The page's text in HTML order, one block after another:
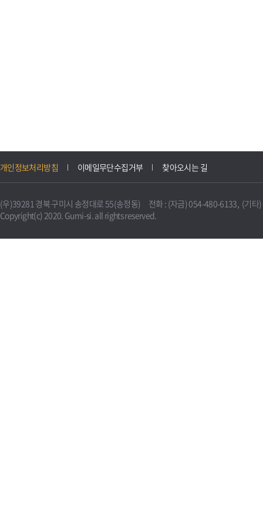
개인정보처리방침 이메일무단수집거부 찾아오시는 길
(우)39281 경북 구미시 송정대로 55(송정동) 전화 : (자금) 054-480-6133, (기타
Copyright(c) 2020. Gumi-si. all rights reserved.